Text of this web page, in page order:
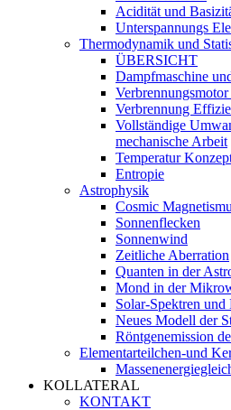
Acidität und
Unterspannungs
Thermodynamik und
ÜBERSICHT
Dampfmaschine
Verbrennung
Vollständige
mechanische Arbeit
Temperatur
Entropie
Astrophysik
Cosmic
Sonnenflecken
Sonnenwind
Zeitliche Aberration
Quanten in der
Mond in der
Solar-Spektren
Neues Modell der
Röntgenemission
Elementarteilchen-und
KOLLATERAL
KONTAKT